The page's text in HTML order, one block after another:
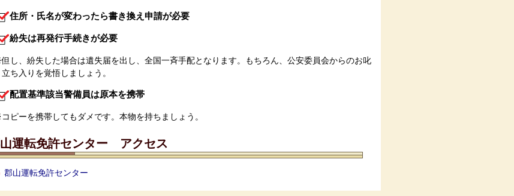
住所・氏名が変わったら書き換え申請が必要
紛失は再発行手続きが必要
し、紛失した場合は遺失届を出し、全国一斉手配となります。もちろん、公安委員会からのお叱
立ち入りを覚悟しましょう。
配置基準該当警備員は原本を携帯
ピーを携帯してもダメです。本物を持ちましょう。
運転免許センター アクセス
郡山運転免許センター